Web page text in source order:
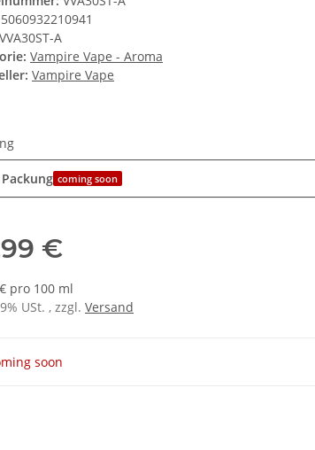
5060932210941
VVA30ST-A
Vampire Vape - Aroma
Vampire Vape
coming soon
€
pro 100 ml
USt. , zzgl. Versand
soon